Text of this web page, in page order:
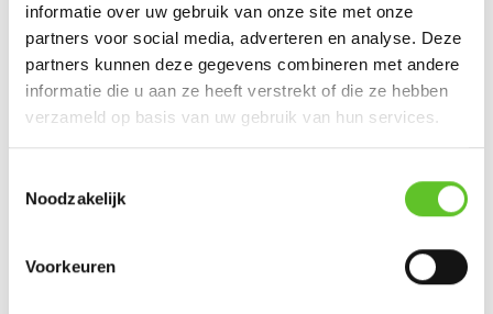
informatie over uw gebruik van onze site met onze
partners voor social media, adverteren en analyse. Deze
partners kunnen deze gegevens combineren met andere
informatie die u aan ze heeft verstrekt of die ze hebben
verzameld op basis van uw gebruik van hun services.
Noodzakelijk
Voorkeuren
Stad Brussel breidt netwerk van gastvrije
toiletten uit
NIEUWS 23/7/2026
KIJKEN!
Gezocht: Brusselse ketten die opgroeien